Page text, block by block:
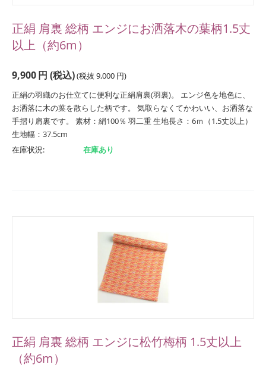
正絹 肩裏 総柄 エンジにお洒落木の葉柄1.5丈
以上（約6m）
9,900円 (税込)(税抜 9,000 円)
正絹の羽織のお仕立てに便利な正絹肩裏(羽裏)。 エンジ色を地色に、
お洒落に木の葉を散らした柄です。 気取らなくてかわいい、お洒落な
手摺り肩裏です。 素材：絹100％ 羽二重 生地長さ：6ｍ（1.5丈以上）
生地幅：37.5cm
在庫状況:
在庫あり
正絹 肩裏 総柄 エンジに松竹梅柄 1.5丈以上
（約6m）